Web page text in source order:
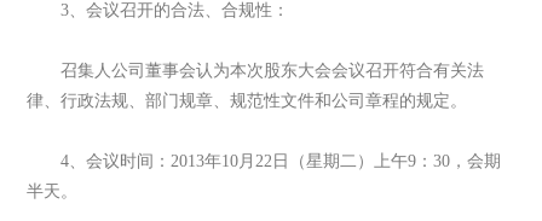
3、会议召开的合法、合规性：
召集人公司董事会认为本次股东大会会议召开符合有关法
律、行政法规、部门规章、规范性文件和公司章程的规定。
4、会议时间：2013年10月22日（星期二）上午9：30，会期
半天。